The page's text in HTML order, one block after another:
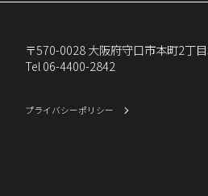
〒570-0028 大阪府守口市本町2丁
Tel 06-4400-2842
プライバシーポリシー